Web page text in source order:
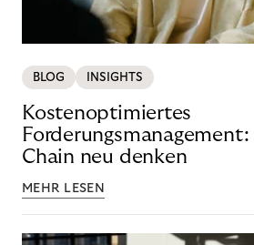
BLOG INSIGHTS
Kostenoptimiertes
Forderungsmanagement:
Chain neu denken
MEHR LESEN